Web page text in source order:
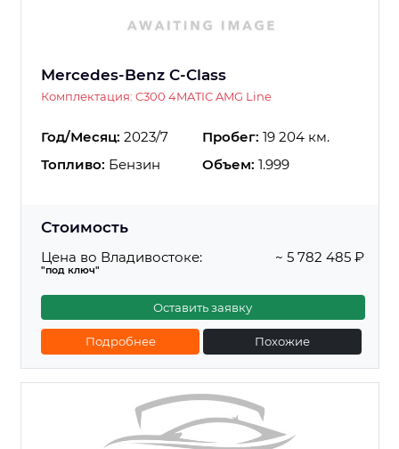
Mercedes-Benz C-Class
Комплектация: C300 4MATIC AMG Line
Год/Месяц: 2023/7 Пробег: 19 204 км.
Топливо: Бензин Объем: 1.999
Стоимость
Цена во Владивостоке:
"под ключ"
~ 5 782 485 ₽
Оставить заявку
Подробнее Похожие